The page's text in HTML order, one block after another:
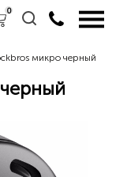
0
микро черный